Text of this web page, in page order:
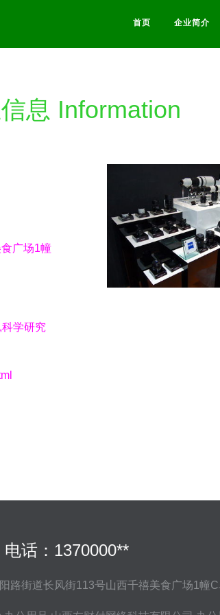
首页 企业简介
息 Information
广场1幢
学研究
电话：1370000**
路街道长风街113号山西千禧美食广场1幢